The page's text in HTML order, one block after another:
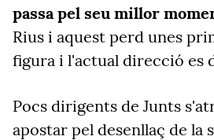
passa pel seu millor
Rius i aquest perd unes
figura i l'actual direcció es
Pocs dirigents de Junts
apostar pel desenllaç de la